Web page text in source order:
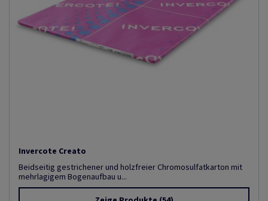
Invercote Creato
Beidseitig gestrichener und holzfreier Chromosulfatkarton mit
mehrlagigem Bogenaufbau u...